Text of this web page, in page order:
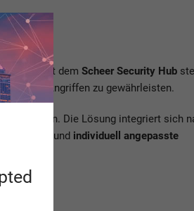
dar. Mit dem Scheer Security Hub
Angriffen zu gewährleisten.
Die Lösung integriert sich
und individuell angepasste